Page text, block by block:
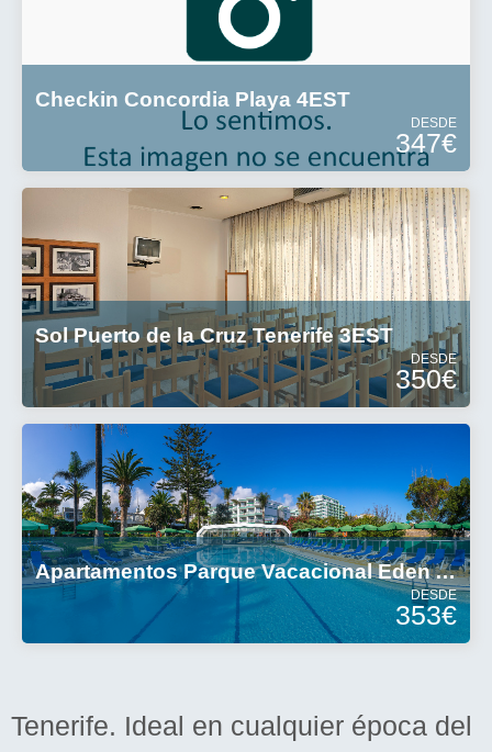
Checkin Concordia Playa 4EST
DESDE
347€
Sol Puerto de la Cruz Tenerife 3EST
DESDE
350€
Apartamentos Parque Vacacional Eden A3EST
DESDE
353€
Tenerife. Ideal en cualquier época del